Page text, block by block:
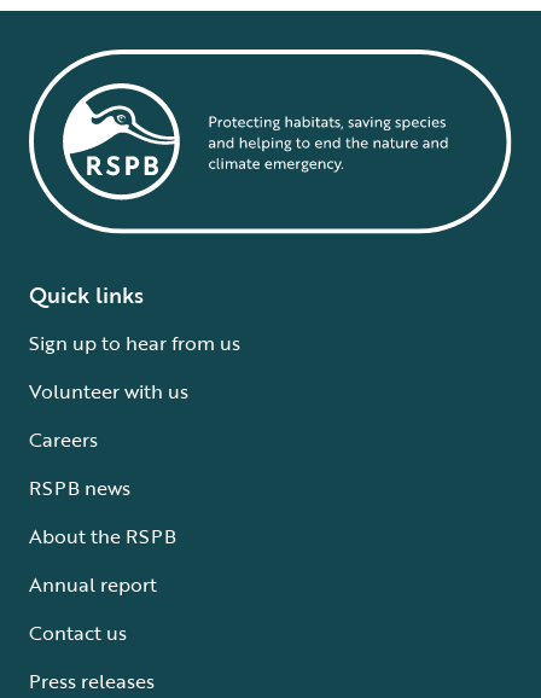
Quick links
Sign up to hear from us
Volunteer with us
Careers
RSPB news
About the RSPB
Annual report
Contact us
Press releases